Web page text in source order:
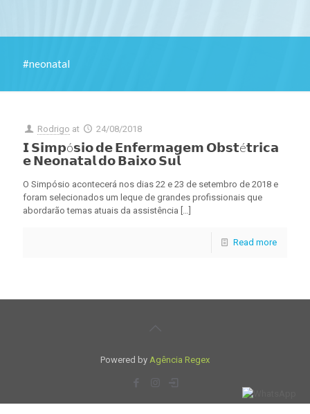
#neonatal
Rodrigo at 24/08/2018
𝗜 𝗦𝗶𝗺𝗽ó𝘀𝗶𝗼 𝗱𝗲 𝗘𝗻𝗳𝗲𝗿𝗺𝗮𝗴𝗲𝗺 𝗢𝗯𝘀𝘁é𝘁𝗿𝗶𝗰𝗮
𝗲 𝗡𝗲𝗼𝗻𝗮𝘁𝗮𝗹 𝗱𝗼 𝗕𝗮𝗶𝘅𝗼 𝗦𝘂𝗹
O Simpósio acontecerá nos dias 22 e 23 de setembro de 2018 e
foram selecionados um leque de grandes profissionais que
abordarão temas atuais da assistência […]
Read more
Powered by Agência Regex